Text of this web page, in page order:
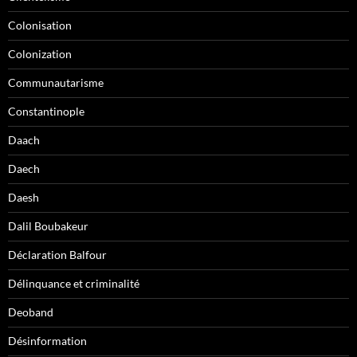
Colonisation
Colonization
Communautarisme
Constantinople
Daach
Daech
Daesh
Dalil Boubakeur
Déclaration Balfour
Délinquance et criminalité
Deoband
Désinformation